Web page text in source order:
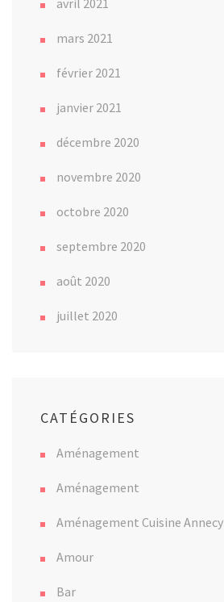
mars 2021
février 2021
janvier 2021
décembre 2020
novembre 2020
octobre 2020
septembre 2020
août 2020
juillet 2020
CATÉGORIES
Aménagement
Aménagement
Aménagement Cuisine Annecy
Amour
Bar